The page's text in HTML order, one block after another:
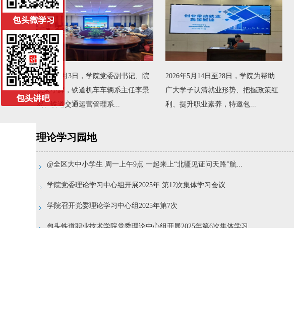
2026年6月3日，学院党委副书记、院
长朱小辉，铁道机车车辆系主任李景
宏、铁道交通运营管理系...
2026年5月14日至28日，学院为帮助
广大学子认清就业形势、把握政策红
利、提升职业素养，特邀包...
理论学习园地
@全区大中小学生 周一上午9点 一起来上“北疆见证问天路”航...
学院党委理论学习中心组开展2025年 第12次集体学习会议
学院召开党委理论学习中心组2025年第7次
包头铁道职业技术学院党委理论中心组开展2025年第6次集体学习